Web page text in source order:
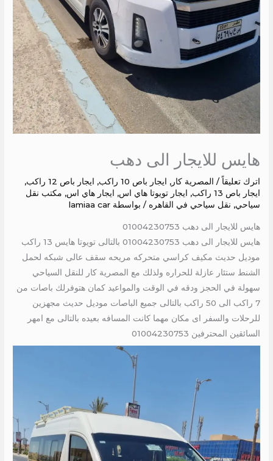
هايس للايجار الى دهب
اترك تعليقاً / المصرية كار, ايجار باص 10 راكب , ايجار باص 12 راكب
,
ايجار باص 13 راكب
, ايجار تويوتا هاي اس, ايجار هاي اس, مكتب نقل
سياحي, نقل سياحي في القاهره / بواسطة lamiaa car
هايس للايجار الى دهب 01004230753
هايس للايجار الى دهب 01004230753 بالتالى تويوتا هايس 13 راكب
موديل حديث مكيف كراسي متحركه مريحه سقف عالى شبكه لحمل
الشنط ستئار عازلة للحراره ولذلك مع المصرية كار للنقل السياحي
سهولة في الحجز ودقه في الوقت والمواعيد كمان هتوفرلك باصات من
7 راكب الى 50 راكب بالتالى جميع الباصات موديل حديث مجهزين
للرحلات والسفر اى مكان مهما كانت المسافه بعيده بالتالى مع امهر
السائقين المحترفين 01004230753